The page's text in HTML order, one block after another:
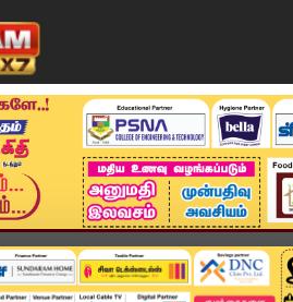
அண்மை தமிழ்நாடு சினிமா